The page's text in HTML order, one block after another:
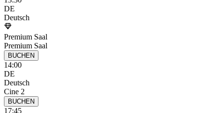
DE
Deutsch
Premium Saal
Premium Saal
BUCHEN
14:00
DE
Deutsch
Cine 2
BUCHEN
17:45